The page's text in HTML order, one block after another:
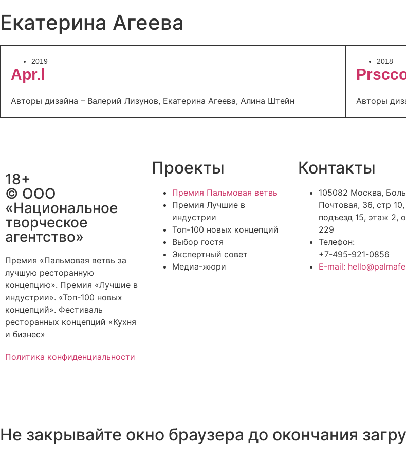
Екатерина Агеева
2019
Apr.l
Авторы дизайна – Валерий Лизунов, Екатерина Агеева, Алина Штейн
2018
Авторы
18+
© ООО
«Национальное
творческое
агентство»
Премия «Пальмовая ветвь за
лучшую ресторанную
концепцию». Премия «Лучшие в
индустрии». «Топ-100 новых
концепций». Фестиваль
ресторанных концепций «Кухня
и бизнес»
Политика конфиденциальности
Проекты
Премия Пальмовая ветвь
Премия Лучшие в
индустрии
Топ-100 новых концепций
Выбор гостя
Экспертный совет
Медиа-жюри
Контакты
105082 Москва,
Почтовая, 36, стр 10,
подъезд 15, этаж 2,
229
Телефон:
+7-495-921-0856
E-mail:
Не закрывайте окно браузера до окончания